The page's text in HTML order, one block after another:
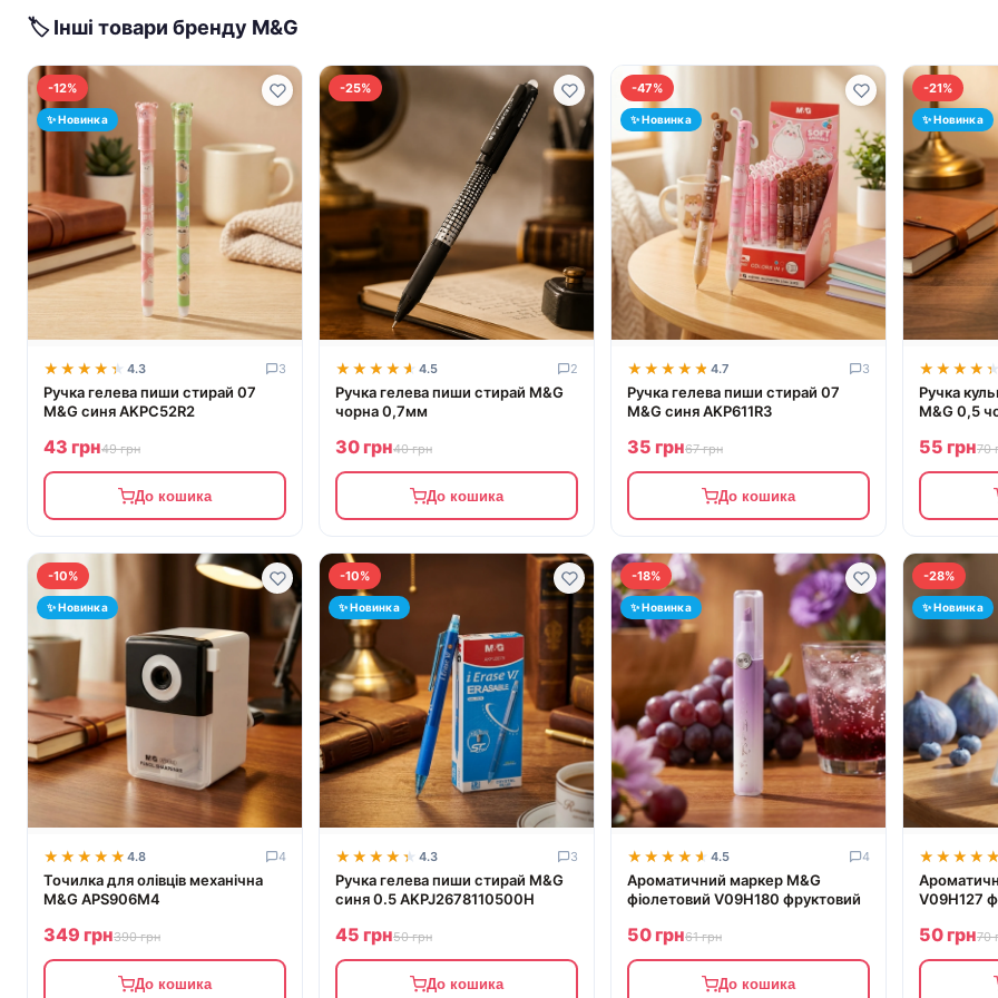
🏷 Інші товари бренду M&G
-12%
✨ Новинка
★★★★★
★★★★★ 4.3 3
Ручка гелева пиши стирай 07
M&G синя AKPC52R2
43 грн49 грн
До кошика
-25%
★★★★★
★★★★★ 4.5 2
Ручка гелева пиши стирай M&G
чорна 0,7мм
30 грн40 грн
До кошика
-47%
✨ Новинка
★★★★★
★★★★★ 4.7 3
Ручка гелева пиши стирай 07
M&G синя AKP611R3
35 грн67 грн
До кошика
-21%
✨ Новинка
★★★★★
★★★★★
Ручка
M&G 0,5
55 грн70
-10%
✨ Новинка
★★★★★
★★★★★ 4.8 4
Точилка для олівців механічна
M&G APS906M4
349 грн390 грн
До кошика
-10%
✨ Новинка
★★★★★
★★★★★ 4.3 3
Ручка гелева пиши стирай M&G
синя 0.5 AKPJ2678110500H
45 грн50 грн
До кошика
-18%
✨ Новинка
★★★★★
★★★★★ 4.5 4
Ароматичний маркер M&G
фіолетовий V09H180 фруктовий
50 грн61 грн
До кошика
-28%
✨ Новинка
★★★★★
★★★★★
V09H127
50 грн70